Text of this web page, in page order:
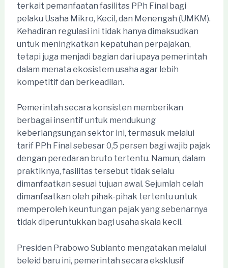
terkait pemanfaatan fasilitas PPh Final bagi
pelaku Usaha Mikro, Kecil, dan Menengah (UMKM).
Kehadiran regulasi ini tidak hanya dimaksudkan
untuk meningkatkan kepatuhan perpajakan,
tetapi juga menjadi bagian dari upaya pemerintah
dalam menata ekosistem usaha agar lebih
kompetitif dan berkeadilan.
Pemerintah secara konsisten memberikan
berbagai insentif untuk mendukung
keberlangsungan sektor ini, termasuk melalui
tarif PPh Final sebesar 0,5 persen bagi wajib pajak
dengan peredaran bruto tertentu. Namun, dalam
praktiknya, fasilitas tersebut tidak selalu
dimanfaatkan sesuai tujuan awal. Sejumlah celah
dimanfaatkan oleh pihak-pihak tertentu untuk
memperoleh keuntungan pajak yang sebenarnya
tidak diperuntukkan bagi usaha skala kecil.
Presiden Prabowo Subianto mengatakan melalui
beleid baru ini, pemerintah secara eksklusif